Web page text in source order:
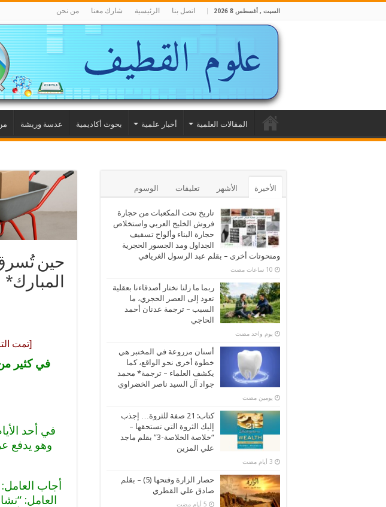
السبت , أغسطس 8 2026 اتصل بنا الرئيسية شارك معنا من نحن
المقالات العلمية أخبار علمية بحوث أكاديمية عدسة وريشة
حين تُسرق
المبارك*
[تمت
في كثير من
في أحد
وهو يدفع
أجاب
العامل:
الأخيرة الأشهر تعليقات الوسوم
تاريخ نحت المكعبات من حجارة
فروش الخليج العربي واستخلاص
حجارة البناء وألواح تسقيف
الجداول ومد الجسور الحجرية
ومنحوتات أخرى – بقلم عبد الرسول الغريافي
ربما ما زلنا نختار أصدقاءنا بعقلية
تعود إلى العصر الحجري، ما
السبب – ترجمة عدنان أحمد
الحاجي
‏يوم واحد مضت
أسنان مزروعة في المختبر هي
خطوة أخرى نحو الواقع، كما
يكشف العلماء – ترجمة* محمد
جواد آل السيد ناصر الخضراوي
‏يومين مضت
كتاب: 21 صفة للثروة… إجذب
إليك الثروة التي تستحقها –
“خلاصة الخلاصة-3” بقلم ماجد
علي المزين
حصار الزارة وفتحها (5) – بقلم
صادق علي القطري